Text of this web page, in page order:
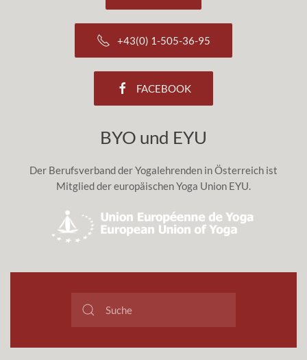
+43(0) 1-505-36-95
FACEBOOK
BYO und EYU
Der Berufsverband der Yogalehrenden in Österreich ist
Mitglied der europäischen Yoga Union EYU.